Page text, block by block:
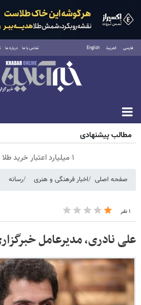
فارسی العربية English تماس با ما درباره ما
جمعه ۱۶ مرداد ۱۴۰۵
مطالب پیشنهادی
۱ میلیارد اعتبار خرید طلا | بدون ضامن و چک
صفحه اصلی اخبار فرهنگی و هنری رسانه
۱ نفر
علی نادری، مدیرعامل